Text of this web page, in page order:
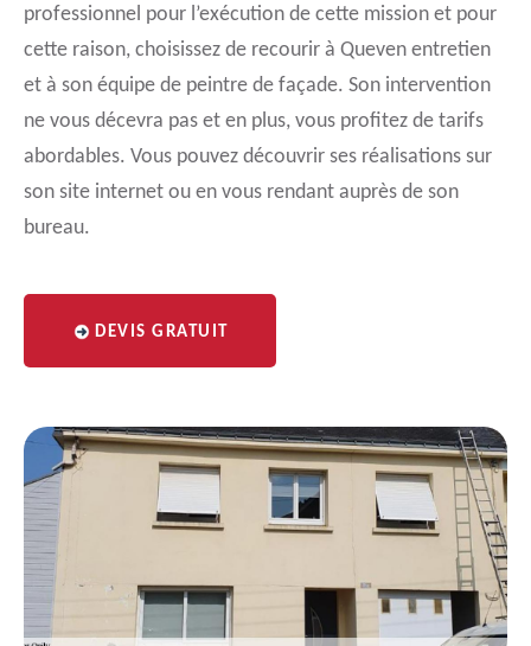
professionnel pour l’exécution de cette mission et pour
cette raison, choisissez de recourir à Queven entretien
et à son équipe de peintre de façade. Son intervention
ne vous décevra pas et en plus, vous profitez de tarifs
abordables. Vous pouvez découvrir ses réalisations sur
son site internet ou en vous rendant auprès de son
bureau.
DEVIS GRATUIT